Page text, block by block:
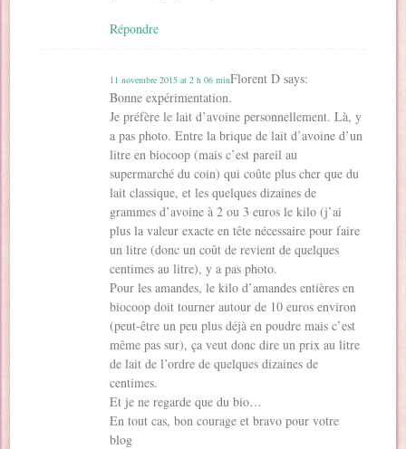
Répondre
Florent D says:
11 novembre 2015 at 2 h 06 min
Bonne expérimentation.
Je préfère le lait d’avoine personnellement. Là, y
a pas photo. Entre la brique de lait d’avoine d’un
litre en biocoop (mais c’est pareil au
supermarché du coin) qui coûte plus cher que du
lait classique, et les quelques dizaines de
grammes d’avoine à 2 ou 3 euros le kilo (j’ai
plus la valeur exacte en tête nécessaire pour faire
un litre (donc un coût de revient de quelques
centimes au litre), y a pas photo.
Pour les amandes, le kilo d’amandes entières en
biocoop doit tourner autour de 10 euros environ
(peut-être un peu plus déjà en poudre mais c’est
même pas sur), ça veut donc dire un prix au litre
de lait de l’ordre de quelques dizaines de
centimes.
Et je ne regarde que du bio…
En tout cas, bon courage et bravo pour votre
blog